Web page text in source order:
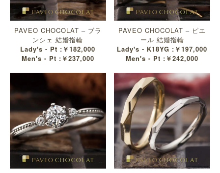
PAVEO CHOCOLAT – ブラ
ンシェ 結婚指輪
Lady's - Pt :￥182,000
Men's - Pt :￥237,000
PAVEO CHOCOLAT – ピエ
ール 結婚指輪
Lady's - K18YG :￥197,000
Men's - Pt :￥242,000